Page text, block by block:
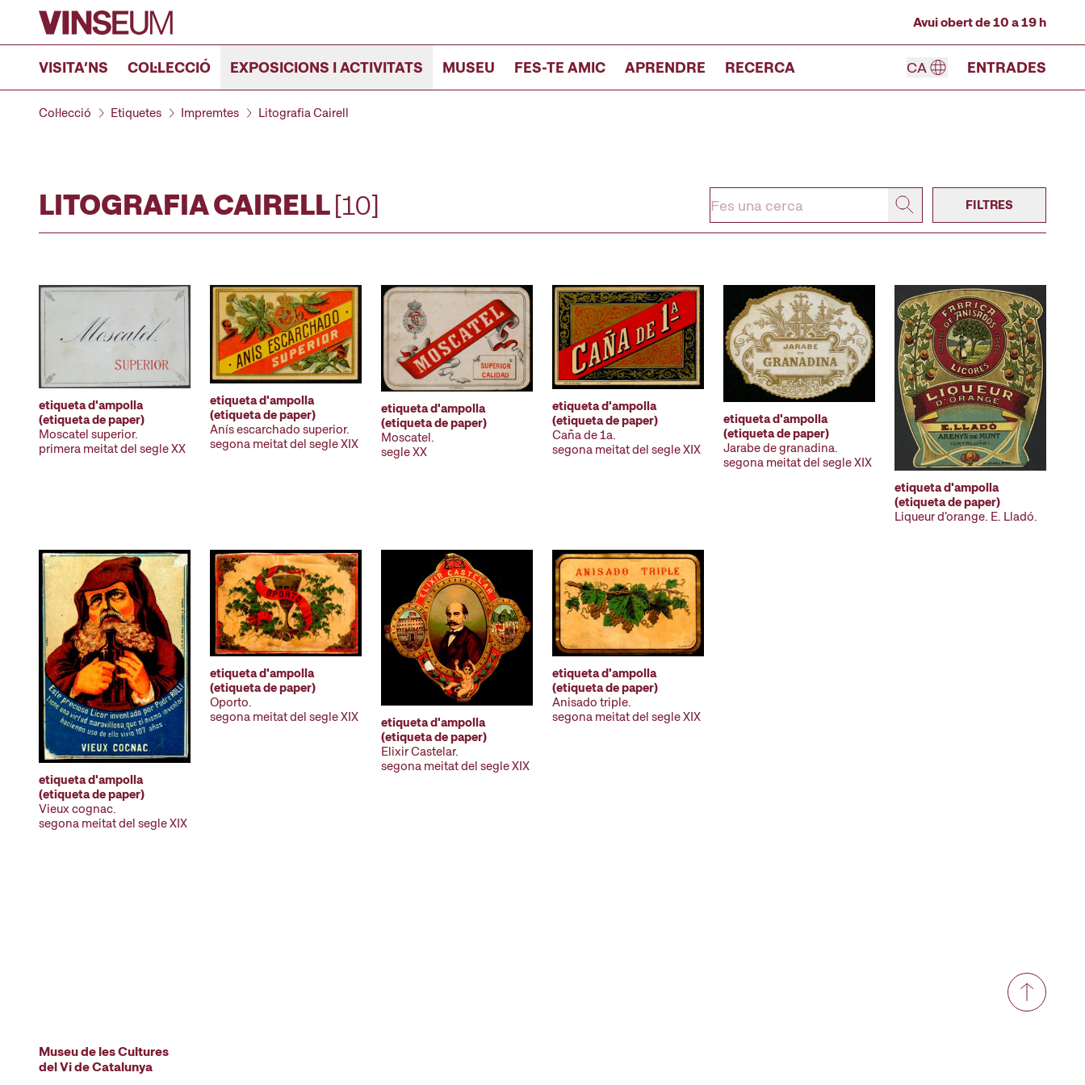
Anar al contingut
Avui obert de 10 a 19 h
VISITA’NS COL·LECCIÓ EXPOSICIONS I ACTIVITATS MUSEU FES-TE AMIC APRENDRE RECERCA CA ENTRADES
Col·lecció Etiquetes Impremtes Litografia Cairell
LITOGRAFIA CAIRELL[10] FILTRES
etiqueta d'ampolla
(etiqueta de paper)
Moscatel superior.
primera meitat del segle XX
etiqueta d'ampolla
(etiqueta de paper)
Anís escarchado superior.
segona meitat del segle XIX
etiqueta d'ampolla
(etiqueta de paper)
Moscatel.
segle XX
etiqueta d'ampolla
(etiqueta de paper)
Caña de 1a.
segona meitat del segle XIX
etiqueta d'ampolla
(etiqueta de paper)
Jarabe de granadina.
segona meitat del segle XIX
etiqueta d'ampolla
(etiqueta de paper)
Liqueur d'orange. E. Lladó.
etiqueta d'ampolla
(etiqueta de paper)
Vieux cognac.
segona meitat del segle XIX
etiqueta d'ampolla
(etiqueta de paper)
Oporto.
segona meitat del segle XIX
etiqueta d'ampolla
(etiqueta de paper)
Elixir Castelar.
segona meitat del segle XIX
etiqueta d'ampolla
(etiqueta de paper)
Anisado triple.
segona meitat del segle XIX
Museu de les Cultures
del Vi de Catalunya